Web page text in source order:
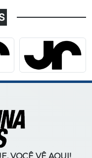
VOCÊ VÊ AQUI!